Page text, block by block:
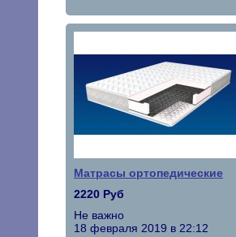
Матрасы ортопедические
2220 Руб
Не важно
18 февраля 2019 в 22:12